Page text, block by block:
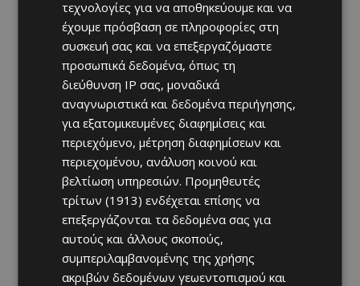
τεχνολογίες για να αποθηκεύουμε και να
έχουμε πρόσβαση σε πληροφορίες στη
συσκευή σας και να επεξεργαζόμαστε
προσωπικά δεδομένα, όπως τη
διεύθυνση IP σας, μοναδικά
αναγνωριστικά και δεδομένα περιήγησης,
για εξατομικευμένες διαφημίσεις και
περιεχόμενο, μέτρηση διαφημίσεων και
περιεχομένου, ανάλυση κοινού και
βελτίωση υπηρεσιών. Προμηθευτές
τρίτων (1913) ενδέχεται επίσης να
επεξεργάζονται τα δεδομένα σας για
αυτούς και άλλους σκοπούς,
συμπεριλαμβανομένης της χρήσης
ακριβών δεδομένων γεωεντοπισμού και